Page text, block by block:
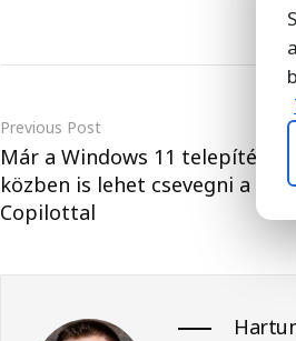
Previous Post
Már a Windows 11 telepítése
közben is lehet csevegni a
Copilottal